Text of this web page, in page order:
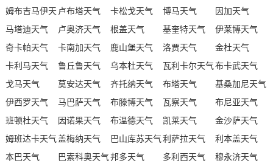
姆布吉马伊天
气
卢布塔天气 卡松戈天气 博马天气
因加天气
马塔迪天气
卢奥济天气 根盖天气 基奎特天气
伊莱博天气
奇卡帕天气
卡南加天气 鹿山堡天气 洛贾天气
金杜天气
卡利马天气
鲁丘鲁天气 乌本杜天气 瓦利卡尔天气 布卡武天气
戈马天气
莫安达天气 齐托纳天气 布塔天气
基桑加尼天气
伊西罗天气
马巴萨天气 布滕博天气 瓦察天气
布尼亚天气
班顿杜天气
因诺果天气 布温德天气 凯莱天气
金沙萨天气
姆班达卡天气 盖梅纳天气 巴山库苏天气 利萨拉天气
利本盖天气
本巴天气
巴索科奥天气 邦多天气 多利西天气
穆永济天气